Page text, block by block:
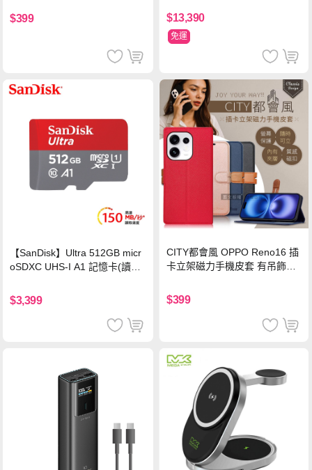
$399 $13,390
免運
【SanDisk】Ultra 512GB micr
oSDXC UHS-I A1 記憶卡(讀取
$3,399
CITY都會風 OPPO Reno16 插
卡立架磁力手機皮套 有吊飾孔
$399